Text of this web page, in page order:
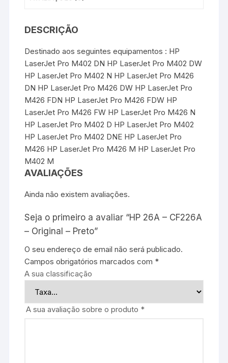
DESCRIÇÃO
Destinado aos seguintes equipamentos : HP
LaserJet Pro M402 DN HP LaserJet Pro M402 DW
HP LaserJet Pro M402 N HP LaserJet Pro M426
DN HP LaserJet Pro M426 DW HP LaserJet Pro
M426 FDN HP LaserJet Pro M426 FDW HP
LaserJet Pro M426 FW HP LaserJet Pro M426 N
HP LaserJet Pro M402 D HP LaserJet Pro M402
HP LaserJet Pro M402 DNE HP LaserJet Pro
M426 HP LaserJet Pro M426 M HP LaserJet Pro
M402 M
AVALIAÇÕES
Ainda não existem avaliações.
Seja o primeiro a avaliar “HP 26A – CF226A
– Original – Preto”
O seu endereço de email não será publicado.
Campos obrigatórios marcados com *
A sua classificação
A sua avaliação sobre o produto *